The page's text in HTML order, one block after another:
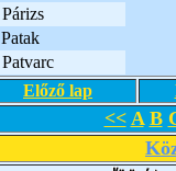
Párizs
Patak
Patvarc
Előző lap
<< A B